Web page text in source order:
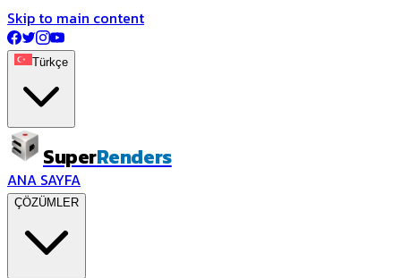
Skip to main content
Türkçe
SuperRenders
ANA SAYFA
ÇÖZÜMLER